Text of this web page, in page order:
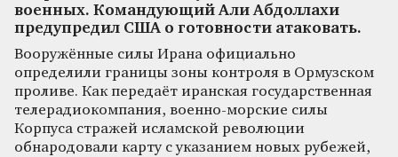
военных. Командующий Али Абдоллахи
предупредил США о готовности атаковать.
Вооружённые силы Ирана официально
определили границы зоны контроля в Ормузском
проливе. Как передаёт иранская государственная
телерадиокомпания, военно-морские силы
Корпуса стражей исламской революции
обнародовали карту с указанием новых рубежей,